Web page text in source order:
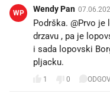
WP Wendy Pan
Podrška. @Prvo
drzavu , pa je
i sada lopovski
pljacku.
1 0